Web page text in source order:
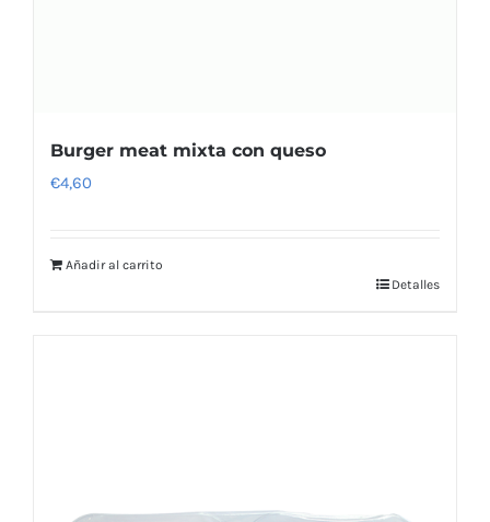
Burger meat mixta con queso
€4,60
Añadir al carrito
Detalles